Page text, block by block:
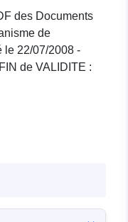
des Documents
de
le 22/07/2008 -
de VALIDITE :